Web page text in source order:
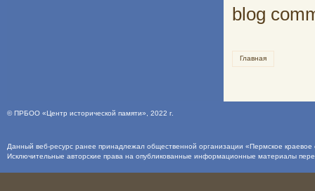
blog
Главная
©ПРБОО «Центр исторической памяти» , 2022 г.
Данный веб-ресурс ранее принадлежал общественной организации «Пермское
Исключительные авторские права на опубликованные информационные материалы